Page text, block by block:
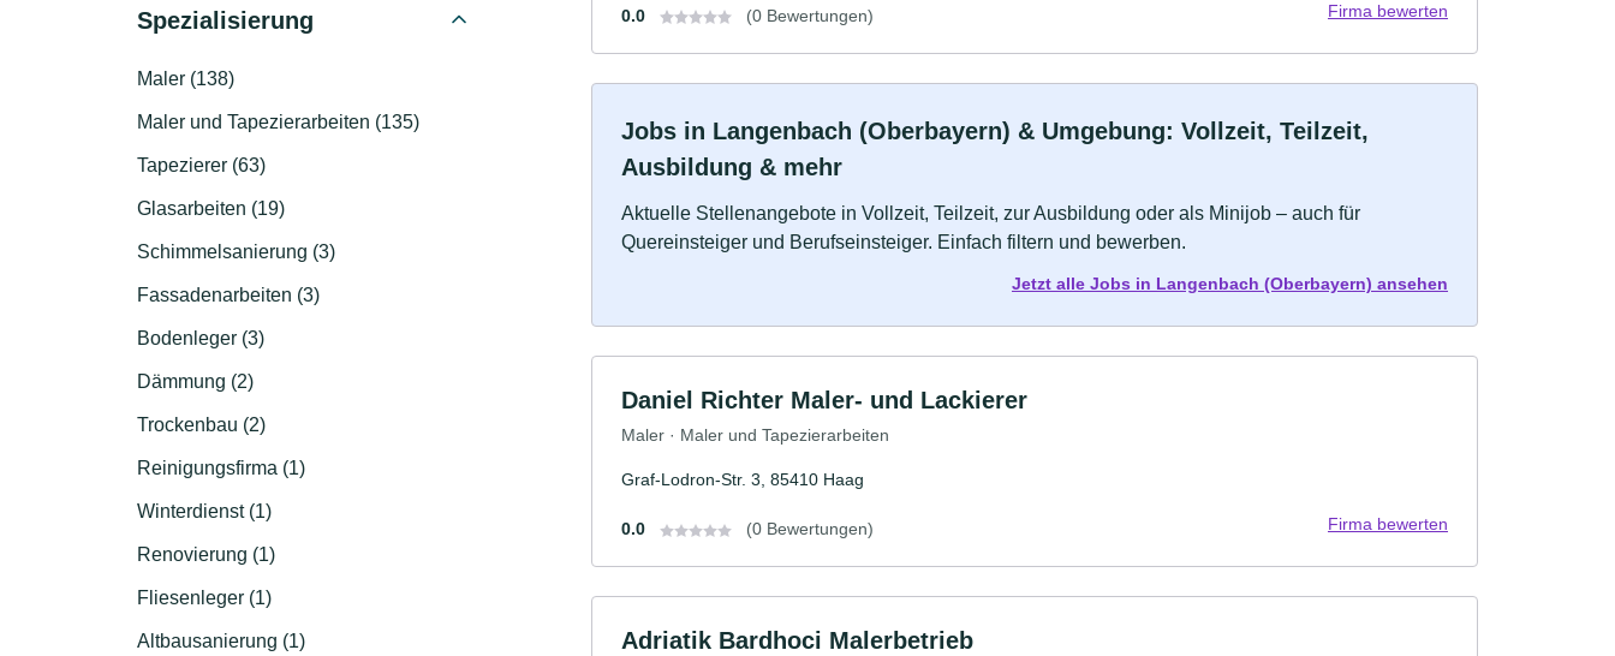
Spezialisierung
Maler (138)
Maler und Tapezierarbeiten (135)
Tapezierer (63)
Glasarbeiten (19)
Schimmelsanierung (3)
Fassadenarbeiten (3)
Bodenleger (3)
Dämmung (2)
Trockenbau (2)
Reinigungsfirma (1)
Winterdienst (1)
Renovierung (1)
Fliesenleger (1)
Altbausanierung (1)
0.0 (0 Bewertungen) Firma bewerten
Jobs in Langenbach (Oberbayern) & Umgebung: Vollzeit, Teilzeit,
Ausbildung & mehr
Aktuelle Stellenangebote in Vollzeit, Teilzeit, zur Ausbildung oder als Minijob – auch für
Quereinsteiger und Berufseinsteiger. Einfach filtern und bewerben.
Jetzt alle Jobs in Langenbach (Oberbayern) ansehen
Daniel Richter Maler- und Lackierer
Maler · Maler und Tapezierarbeiten
Graf-Lodron-Str. 3, 85410 Haag
0.0 (0 Bewertungen) Firma bewerten
Adriatik Bardhoci Malerbetrieb